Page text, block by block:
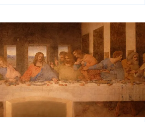
leven
brengen